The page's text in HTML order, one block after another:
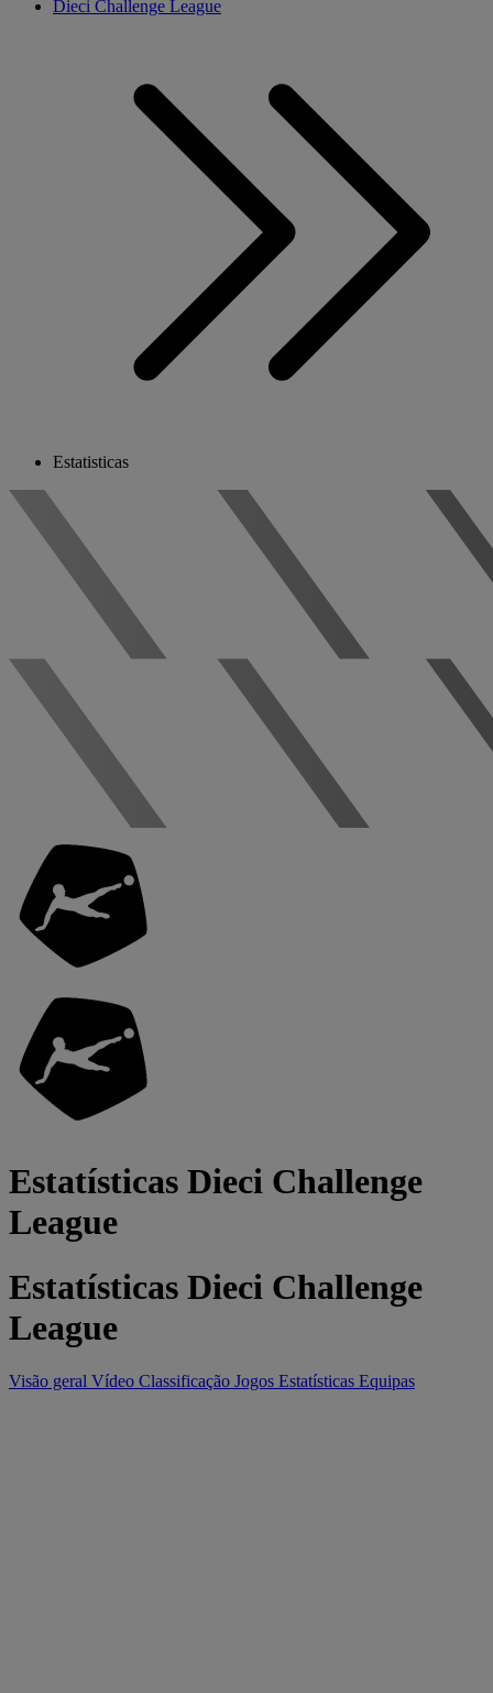
Dieci Challenge League
Estatisticas
Estatísticas Dieci Challenge
League
Estatísticas Dieci Challenge
League
Visão geral Vídeo Classificação Jogos Estatísticas Equipas